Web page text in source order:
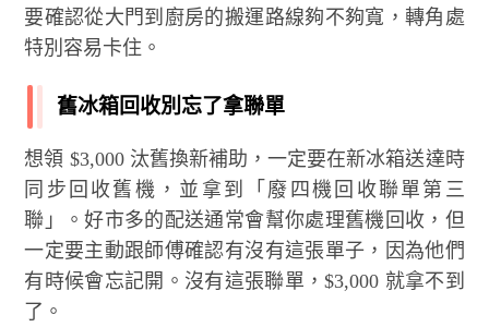
要確認從大門到廚房的搬運路線夠不夠寬，轉角處
特別容易卡住。
舊冰箱回收別忘了拿聯單
想領 $3,000 汰舊換新補助，一定要在新冰箱送達時
同步回收舊機，並拿到「廢四機回收聯單第三
聯」。好市多的配送通常會幫你處理舊機回收，但
一定要主動跟師傅確認有沒有這張單子，因為他們
有時候會忘記開。沒有這張聯單，$3,000 就拿不到
了。